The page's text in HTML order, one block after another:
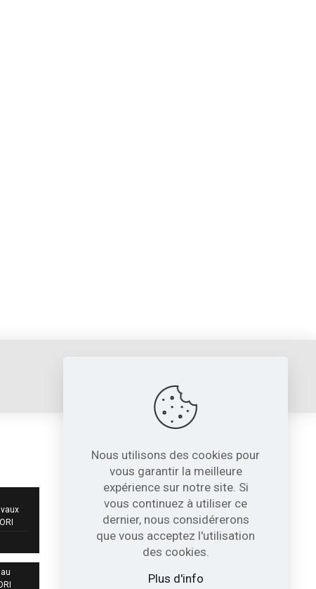
NOS COORDONNÉES
717, Avenue de St Quentin
Contre Allée Z.I.
38210 - Tullins France
04 76 07 80 54
Nous utilisons des cookies pour
vous garantir la meilleure
expérience sur notre site. Si
vous continuez à utiliser ce
dernier, nous considérerons
que vous acceptez l'utilisation
des cookies.
Plus d'info